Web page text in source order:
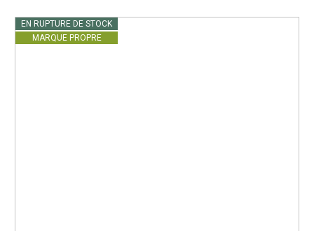
EN RUPTURE DE STOCK
MARQUE PROPRE